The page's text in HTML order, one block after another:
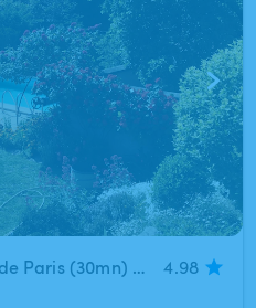
Piscine agréable proche de Paris (30mn) dans les Yvelines
4.98